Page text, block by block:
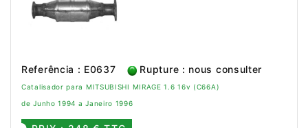
Referência : E0637 Rupture : nous consulter
Catalisador para MITSUBISHI MIRAGE 1.6 16v (C66A)
de Junho 1994 a Janeiro 1996